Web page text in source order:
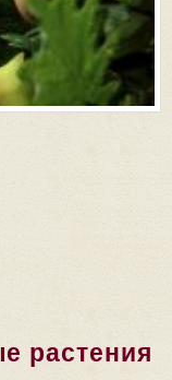
растения
растения